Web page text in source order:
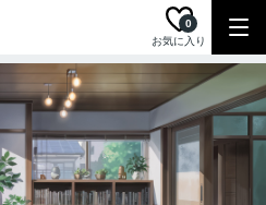
お気に入り
0